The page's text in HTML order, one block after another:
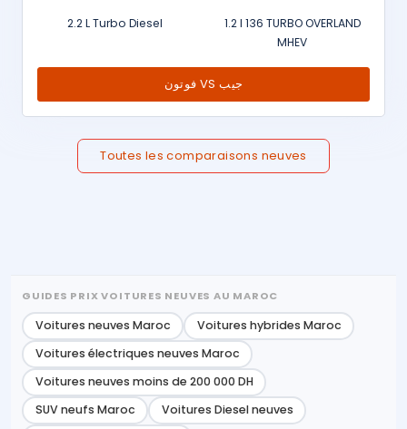
2.2 L Turbo Diesel
1.2 l 136 TURBO OVERLAND
MHEV
فوتون VS جيب
Toutes les comparaisons neuves
GUIDES PRIX VOITURES NEUVES AU MAROC
Voitures neuves Maroc
Voitures hybrides Maroc
Voitures électriques neuves Maroc
Voitures neuves moins de 200 000 DH
SUV neufs Maroc
Voitures Diesel neuves